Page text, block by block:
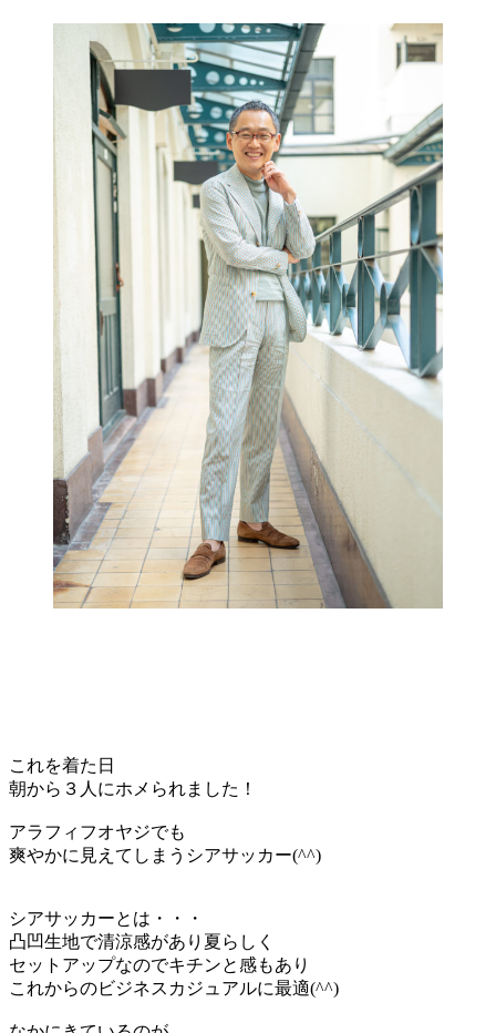
これを着た日
朝から３人にホメられました！
アラフィフオヤジでも
爽やかに見えてしまうシアサッカー(^^)
シアサッカーとは・・・
凸凹生地で清涼感があり夏らしく
セットアップなのでキチンと感もあり
これからのビジネスカジュアルに最適(^^)